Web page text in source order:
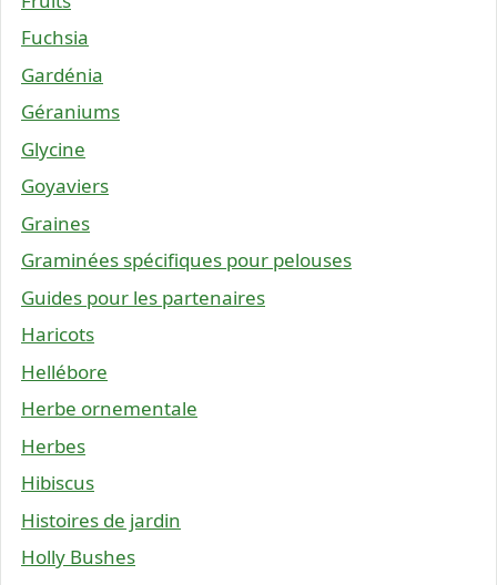
Fuchsia
Gardénia
Géraniums
Glycine
Goyaviers
Graines
Graminées spécifiques pour pelouses
Guides pour les partenaires
Haricots
Hellébore
Herbe ornementale
Herbes
Hibiscus
Histoires de jardin
Holly Bushes